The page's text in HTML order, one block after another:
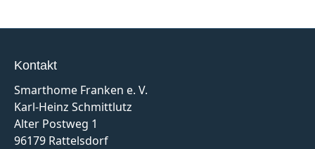
Kontakt
Smarthome Franken e. V.
Karl-Heinz Schmittlutz
Alter Postweg 1
96179 Rattelsdorf